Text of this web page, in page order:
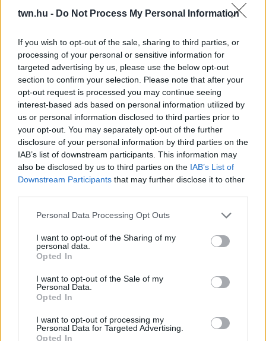
twn.hu - Do Not Process My Personal Information
If you wish to opt-out of the sale, sharing to third parties, or
processing of your personal or sensitive information for
targeted advertising by us, please use the below opt-out
section to confirm your selection. Please note that after your
opt-out request is processed you may continue seeing
interest-based ads based on personal information utilized by
us or personal information disclosed to third parties prior to
your opt-out. You may separately opt-out of the further
disclosure of your personal information by third parties on the
IAB’s list of downstream participants. This information may
also be disclosed by us to third parties on the IAB’s List of
Downstream Participants that may further disclose it to other
Please note that this website/app uses one or more Google
not limited to your visit or usage behaviour. You may click to
grant or deny consent to Google and its third-party tags to
use your data for below specified purposes in below Google
consent section.
Personal Data Processing Opt Outs
I want to opt-out of the Sharing of my
personal data.
Opted In
I want to opt-out of the Sale of my
Personal Data.
Opted In
I want to opt-out of processing my
Personal Data for Targeted Advertising.
Opted In
SZÓDABIKARBÓNÁVAL: EZZEL LESZ
ÚJRA CSILLOGÓ A VÍZKÖVES CSAP
08. 03.
HA MINDIG EZT A MONDATOT
HASZNÁLOD, AZ RENDKÍVÜL MAGAS
ÉRZELMI INTELLIGENCIÁRA UTALHAT
Te szoktad?
08. 02.
SOKAN ROSSZUL TÁROLJÁK
A GYÓGYSZEREIKET – EMIATT
CSÖKKENHET A HATÁSUK
Érdemes odafigyelni rá
08. 01.
EGYRE TÖBB FIATALNÁL JELENTKEZIK EZ A
VITAMINHIÁNY – ILYEN JELEKRE FIGYELJ
Erre figyelj!
SZÓDABIKARBÓNA A LEGERŐSEBB: EZT HASZNÁLJÁK A
SZÁLLODÁKBAN A VÍZKŐ ELLEN
Ez a szer tényleg eltünteti a vízkövet
07. 31.
HAGYD A SÓT: EGY CSIPET EBBŐL A FŐZŐVÍZBE,
ÉS SOKKAL FINOMABB LESZ A FŐTT KRUMPLI